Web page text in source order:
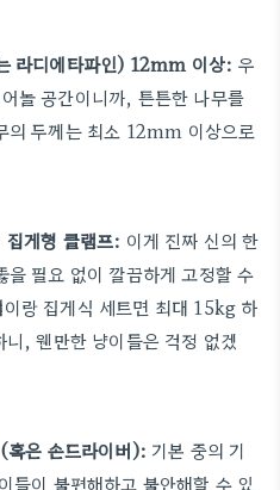
라디에타파인) 12mm 이상: 우
놀 공간이니까, 튼튼한 나무를
의 두께는 최소 12mm 이상으로
집게형 클램프: 이게 진짜 신의 한
필요 없이 깔끔하게 고정할 수
이랑 집게식 세트면 최대 15kg 하
, 웬만한 냥이들은 걱정 없겠
은 손드라이버): 기본 중의 기
들이 불편해하고 불안해할 수 있